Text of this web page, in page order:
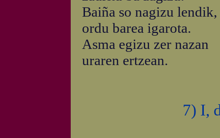
Baiña so nagizu lendik,
ordu barea igarota.
Asma egizu zer nazan
uraren ertzean.
7) I,